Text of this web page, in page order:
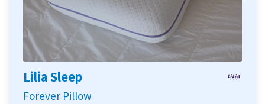
Lilia Sleep
Forever Pillow